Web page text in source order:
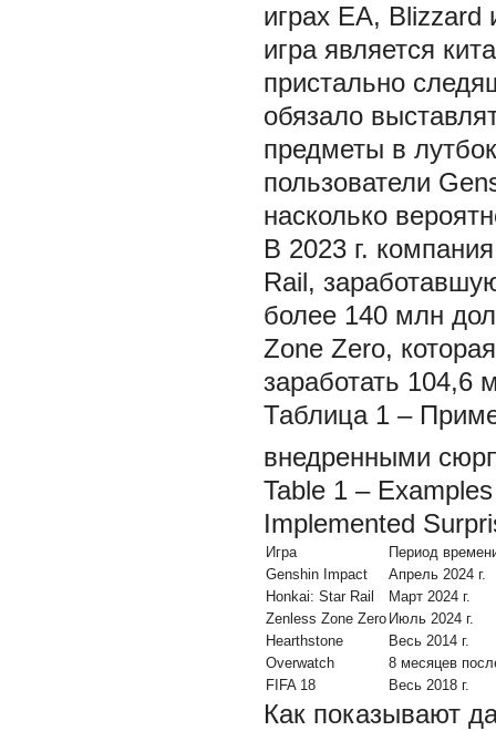
играх EA, Blizzard
игра является
пристально
обязало
предметы в
пользователи
насколько
В 2023 г.
Rail,
более 140 млн
Zone Zero,
заработать 104,6
Таблица 1 –
внедренными
Table 1 –
Implemented
Игра
Период
Genshin Impact
Апрель 2024 г.
Honkai: Star Rail
Март 2024 г.
Zenless Zone Zero Июль 2024 г.
Hearthstone
Весь 2014 г.
Overwatch
8 месяцев
FIFA 18
Весь 2018 г.
Как показывают